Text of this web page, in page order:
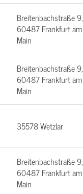
Breitenbachstraße 9,
60487 Frankfurt am
Main
Breitenbachstraße 9,
60487 Frankfurt am
Main
35578 Wetzlar
Breitenbachstraße 9,
60487 Frankfurt am
Main